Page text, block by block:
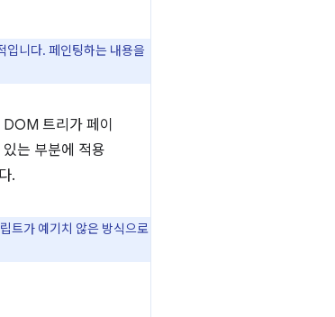
입니다. 페인팅하는 내용을
트리가 페이
는 부분에 적용
.
트가 예기치 않은 방식으로